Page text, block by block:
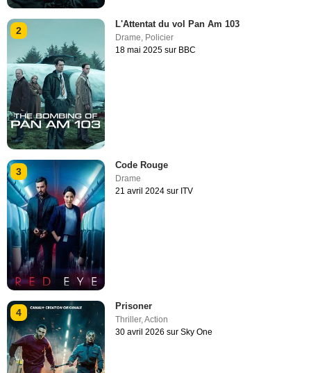
2
L'Attentat du vol Pan Am 103
Drame Policier
18 mai 2025 sur BBC
3
Code Rouge
Drame
21 avril 2024 sur ITV
4
Prisoner
Thriller,Action
30 avril 2026 sur Sky One